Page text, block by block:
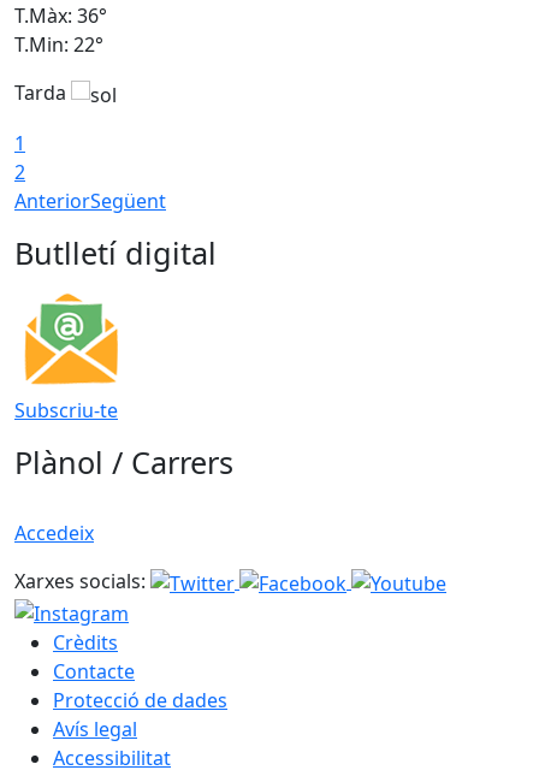
T.Màx: 36°
T.Min: 22°
Tarda
1
2
AnteriorSegüent
Butlletí digital
Subscriu-te
Plànol / Carrers
Accedeix
Xarxes socials:
Crèdits
Contacte
Protecció de dades
Avís legal
Accessibilitat